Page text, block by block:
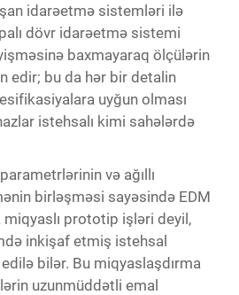
idarəetmə sistemləri ilə
dövr idarəetmə sistemi
baxmayaraq ölçülərin
edir; bu da hər bir detalin
uyğun olması
istehsalı kimi sahələrdə
və ağıllı
birləşməsi sayəsində EDM
miqyaslı prototip işləri deyil,
inkişaf etmiş istehsal
bilər. Bu miqyaslaşdırma
uzunmüddətli emal